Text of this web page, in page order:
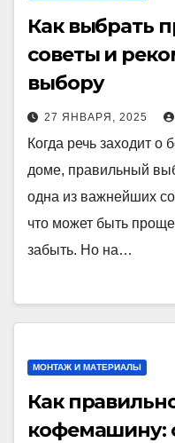
Как выбрать
советы и
выбору
27 ЯНВАРЯ, 2025
Когда речь заходит о
доме, правильный
одна из важнейших
что может быть
забыть. Но на…
МОНТАЖ И МАТЕРИАЛЫ
Как
кофемашину: